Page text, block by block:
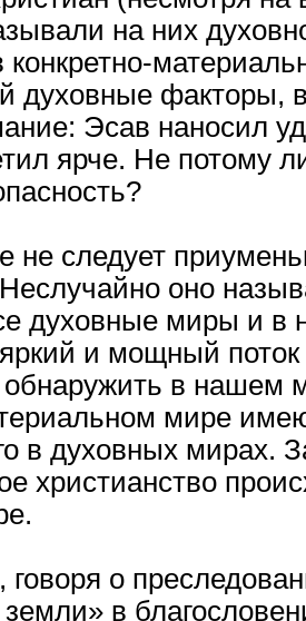
на них
духовные факторы,
Эсав наносил
ярче. Не потому
не следует
оно
духовные миры и в
и мощный поток
обнаружить в нашем
мире
в духовных мирах.
христианство
говоря о
в